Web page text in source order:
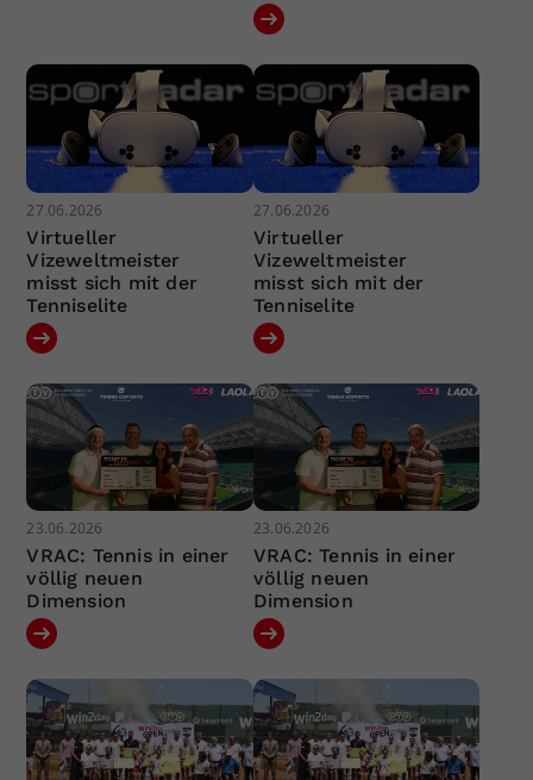
27.06.2026
Virtueller
Vizeweltmeister
misst sich mit der
Tenniselite
27.06.2026
Virtueller
Vizeweltmeister
misst sich mit der
Tenniselite
23.06.2026
VRAC: Tennis in einer
völlig neuen
Dimension
23.06.2026
VRAC: Tennis in einer
völlig neuen
Dimension